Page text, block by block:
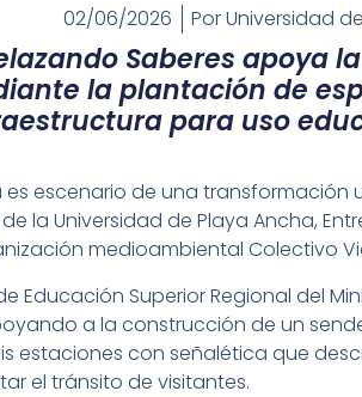
02/06/2026 PorUniversidad
Saberes apoya
la plantación de
para uso
es escenario de una
la Universidad de Playa Ancha,
medioambiental Colectivo
Educación Superior Regional del
a la construcción de un
estaciones con señalética que
el tránsito de visitantes.